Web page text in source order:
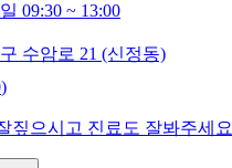
09:30 ~ 13:00
수암로 21 (신정동)
)
짚으시고 진료도 잘봐주세요